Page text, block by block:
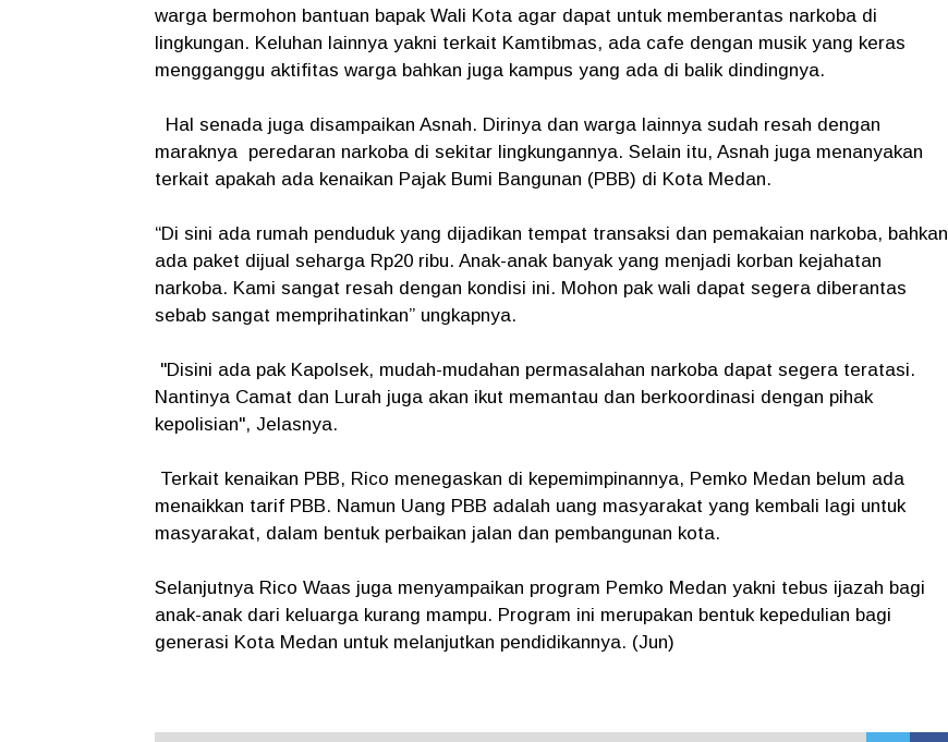
warga bermohon bantuan bapak Wali Kota agar dapat untuk memberantas narkoba di
lingkungan. Keluhan lainnya yakni terkait Kamtibmas, ada cafe dengan musik yang keras
mengganggu aktifitas warga bahkan juga kampus yang ada di balik dindingnya.
Hal senada juga disampaikan Asnah. Dirinya dan warga lainnya sudah resah dengan
maraknya peredaran narkoba di sekitar lingkungannya. Selain itu, Asnah juga menanyakan
terkait apakah ada kenaikan Pajak Bumi Bangunan (PBB) di Kota Medan.
“Di sini ada rumah penduduk yang dijadikan tempat transaksi dan pemakaian narkoba, bahkan
ada paket dijual seharga Rp20 ribu. Anak-anak banyak yang menjadi korban kejahatan
narkoba. Kami sangat resah dengan kondisi ini. Mohon pak wali dapat segera diberantas
sebab sangat memprihatinkan” ungkapnya.
"Disini ada pak Kapolsek, mudah-mudahan permasalahan narkoba dapat segera teratasi.
Nantinya Camat dan Lurah juga akan ikut memantau dan berkoordinasi dengan pihak
kepolisian", Jelasnya.
Terkait kenaikan PBB, Rico menegaskan di kepemimpinannya, Pemko Medan belum ada
menaikkan tarif PBB. Namun Uang PBB adalah uang masyarakat yang kembali lagi untuk
masyarakat, dalam bentuk perbaikan jalan dan pembangunan kota.
Selanjutnya Rico Waas juga menyampaikan program Pemko Medan yakni tebus ijazah bagi
anak-anak dari keluarga kurang mampu. Program ini merupakan bentuk kepedulian bagi
generasi Kota Medan untuk melanjutkan pendidikannya. (Jun)